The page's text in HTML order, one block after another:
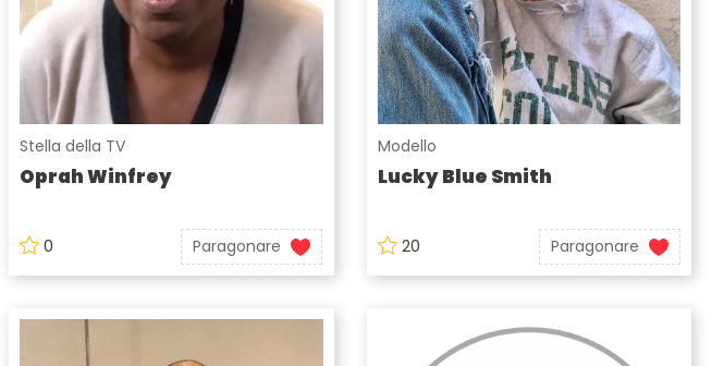
Stella della TV
Oprah Winfrey
0 Paragonare
Modello
Lucky Blue Smith
20 Paragonare